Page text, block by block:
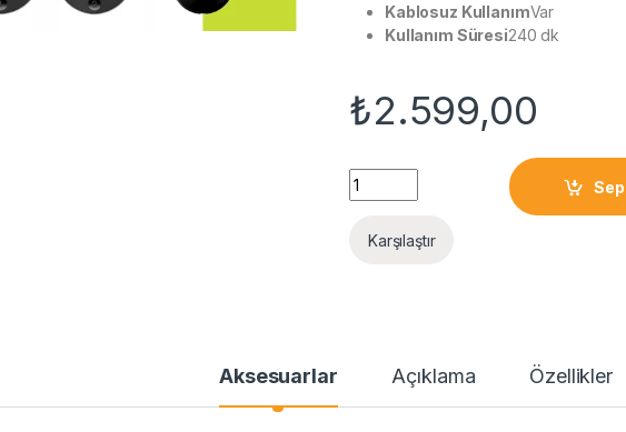
Kablosuz KullanımVar
Kullanım Süresi240 dk
₺2.599,00
Braun MGK 3221 Şarjlı Erkek
Karşılaştır
Aksesuarlar Açıklama Özellikler